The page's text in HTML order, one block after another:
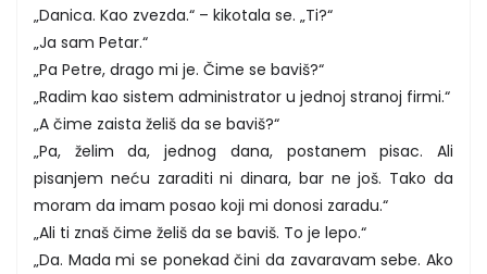
„Danica. Kao zvezda.“ – kikotala se. „Ti?“
„Ja sam Petar.“
„Pa Petre, drago mi je. Čime se baviš?“
„Radim kao sistem administrator u jednoj stranoj firmi.“
„A čime zaista želiš da se baviš?“
„Pa, želim da, jednog dana, postanem pisac. Ali
pisanjem neću zaraditi ni dinara, bar ne još. Tako da
moram da imam posao koji mi donosi zaradu.“
„Ali ti znaš čime želiš da se baviš. To je lepo.“
„Da. Mada mi se ponekad čini da zavaravam sebe. Ako